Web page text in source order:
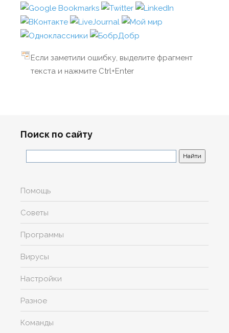
Если заметили ошибку, выделите фрагмент
текста и нажмите Ctrl+Enter
Поиск по сайту
Помощь
Советы
Программы
Вирусы
Настройки
Разное
Команды